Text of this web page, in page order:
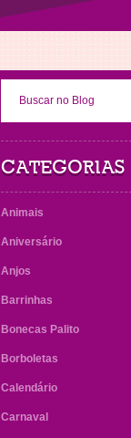
CATEGORIAS
Animais
Aniversário
Anjos
Barrinhas
Bonecas Palito
Borboletas
Calendário
Carnaval